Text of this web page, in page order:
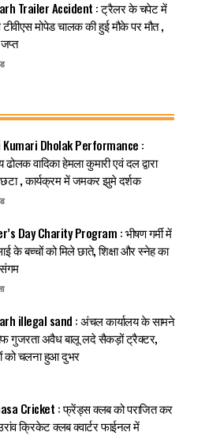
Trailer Accident : ट्रैलर के चपेट में
मोपेड चालक की हुई मौके पर मौत ,
Kumari Dholak Performance :
ढोलक वादिका हेमला कुमारी एवं दल द्वारा
छटा , कार्यक्रम में जमकर झुमे दर्शक
Day Charity Program : भीषण गर्मी में
के बच्चों को मिले छाते, शिक्षा और स्नेह का
illegal sand : अंचल कार्यालय के सामने
गुजरता अवैध बालू लदे सैकड़ों ट्रैक्टर,
को चलना हुआ दुभर
Cricket : फ्रेंड्स क्लब को पराजित कर
क्रिकेट क्लब क्वार्टर फाईनल में